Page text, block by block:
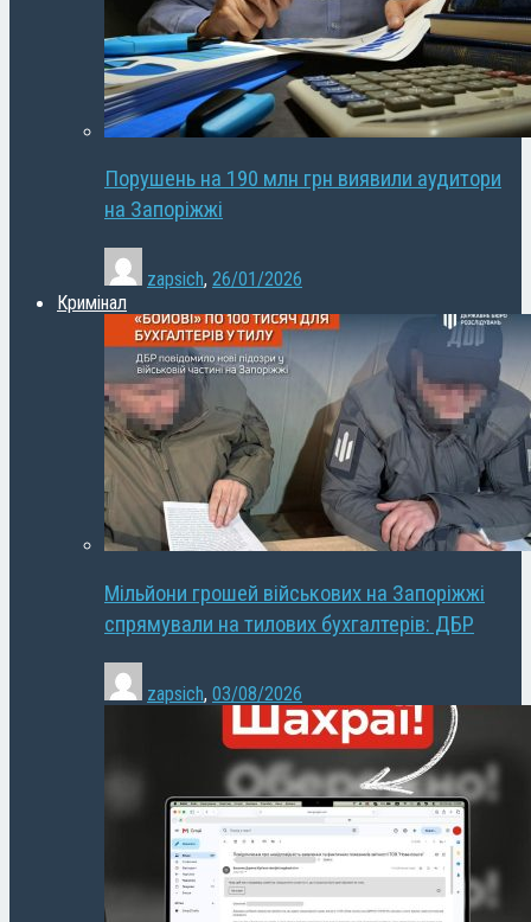
Порушень на 190 млн грн виявили аудитори
на Запоріжжі
zapsich, 26/01/2026
Кримінал
Мільйони грошей військових на Запоріжжі
спрямували на тилових бухгалтерів: ДБР
zapsich, 03/08/2026